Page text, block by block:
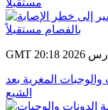
مستقبلاً
المغرية بعد
الشبع